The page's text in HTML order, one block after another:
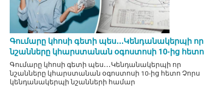
Գումարը կհոսի գետի պես․․․Կենդանակերպի որ
նշանները կհարստանան օգոստոսի 10-ից հետո
Գումարը կհոսի գետի պես․․․Կենդանակերպի որ
նշանները կհարստանան օգոստոսի 10-ից հետո Չորս
կենդանակերպի նշանների համար